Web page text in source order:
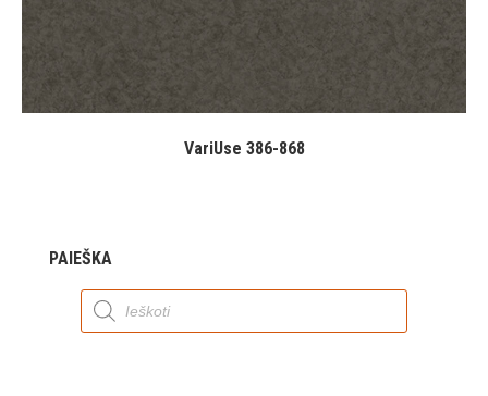
VariUse 386-868
PAIEŠKA
Products
search